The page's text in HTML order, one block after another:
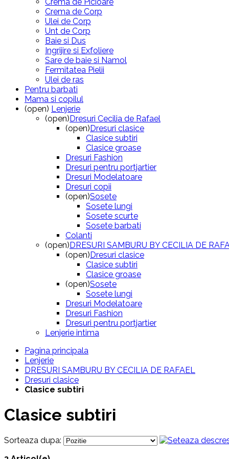
Crema de Corp
Ulei de Corp
Unt de Corp
Baie si Dus
Ingrijire si Exfoliere
Sare de baie si Namol
Fermitatea Pielii
Ulei de ras
Pentru barbati
Mama si copilul
(open) Lenjerie
(open)Dresuri Cecilia de Rafael
(open)Dresuri clasice
Clasice subtiri
Clasice groase
Dresuri Fashion
Dresuri pentru portjartier
Dresuri Modelatoare
Dresuri copii
(open)Sosete
Sosete lungi
Sosete scurte
Sosete barbati
Colanti
(open)DRESURI SAMBURU BY CECILIA DE
(open)Dresuri clasice
Clasice subtiri
Clasice groase
(open)Sosete
Sosete lungi
Dresuri Modelatoare
Dresuri Fashion
Dresuri pentru portjartier
Lenjerie intima
Pagina principala
Lenjerie
DRESURI SAMBURU BY CECILIA DE RAFAEL
Dresuri clasice
Clasice subtiri
Clasice subtiri
Sorteaza dupa: